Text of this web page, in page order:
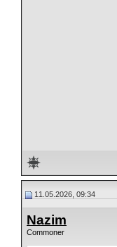
11.05.2026, 09:34
Nazim
Commoner